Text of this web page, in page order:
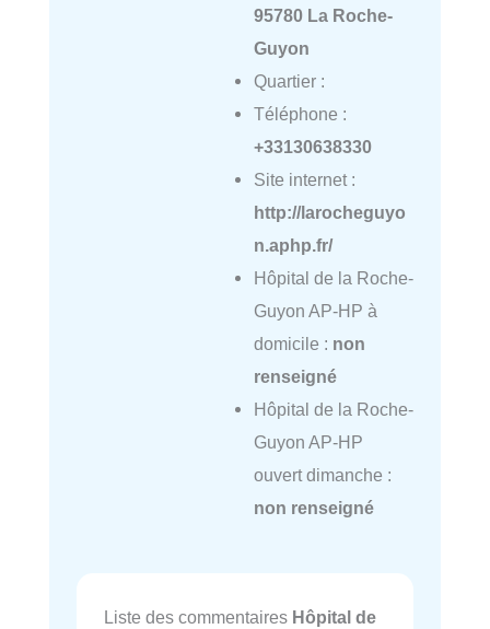
95780 La Roche-
Guyon
Quartier :
Téléphone :
+33130638330
Site internet :
http://larocheguyo
n.aphp.fr/
Hôpital de la Roche-
Guyon AP-HP à
domicile : non
renseigné
Hôpital de la Roche-
Guyon AP-HP
ouvert dimanche :
non renseigné
Liste des commentaires Hôpital de